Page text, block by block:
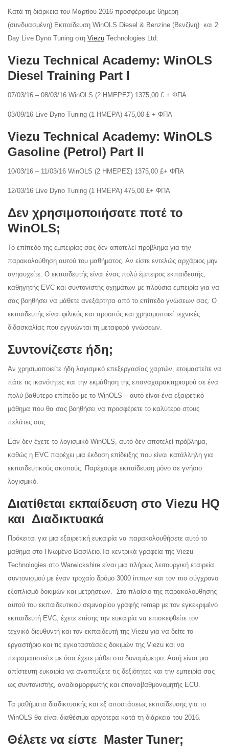
Κατά τη διάρκεια του Μαρτίου 2016 προσφέρουμε 6ήμερη
(συνδυασμένη) Εκπαίδευση WinOLS Diesel & Benzine (Βενζίνη) και 2
Day Live Dyno Tuning στη Viezu Technologies Ltd:
Viezu Technical Academy: WinOLS
Diesel Training Part I
07/03/16 – 08/03/16 WinOLS (2 ΗΜΕΡΕΣ) 1375,00 £ + ΦΠΑ
03/09/16 Live Dyno Tuning (1 ΗΜΕΡΑ) 475,00 £ + ΦΠΑ
Viezu Technical Academy: WinOLS
Gasoline (Petrol) Part II
10/03/16 – 11/03/16 WinOLS (2 ΗΜΕΡΕΣ) 1375,00 £+ ΦΠΑ
12/03/16 Live Dyno Tuning (1 ΗΜΕΡΑ) 475,00 £+ ΦΠΑ
Δεν χρησιμοποιήσατε ποτέ το
WinOLS;
Το επίπεδο της εμπειρίας σας δεν αποτελεί πρόβλημα για την
παρακολούθηση αυτού του μαθήματος. Αν είστε εντελώς αρχάριος μην
ανησυχείτε. Ο εκπαιδευτής είναι ένας πολύ έμπειρος εκπαιδευτής,
καθηγητής EVC και συντονιστής οχημάτων με πλούσια εμπειρία για να
σας βοηθήσει να μάθετε ανεξάρτητα από το επίπεδο γνώσεων σας. Ο
εκπαιδευτής είναι φιλικός και προσιτός και χρησιμοποιεί τεχνικές
διδασκαλίας που εγγυώνται τη μεταφορά γνώσεων.
Συντονίζεστε ήδη;
Αν χρησιμοποιείτε ήδη λογισμικό επεξεργασίας χαρτών, ετοιμαστείτε να
πάτε τις ικανότητες και την εκμάθηση της επαναχαρακτηρισμού σε ένα
πολύ βαθύτερο επίπεδο με το WinOLS – αυτό είναι ένα εξαιρετικό
μάθημα που θα σας βοηθήσει να προσφέρετε το καλύτερο στους
πελάτες σας.
Εάν δεν έχετε το λογισμικό WinOLS, αυτό δεν αποτελεί πρόβλημα,
καθώς η EVC παρέχει μια έκδοση επίδειξης που είναι κατάλληλη για
εκπαιδευτικούς σκοπούς. Παρέχουμε εκπαίδευση μόνο σε γνήσιο
λογισμικό.
Διατίθεται εκπαίδευση στο Viezu HQ
και Διαδικτυακά
Πρόκειται για μια εξαιρετική ευκαιρία να παρακολουθήσετε αυτό το
μάθημα στο Ηνωμένο Βασίλειο.Τα κεντρικά γραφεία της Viezu
Technologies στο Warwickshire είναι μια πλήρως λειτουργική εταιρεία
συντονισμού με έναν τροχαίο δρόμο 3000 ίππων και τον πιο σύγχρονο
εξοπλισμό δοκιμών και μετρήσεων. Στο πλαίσιο της παρακολούθησης
αυτού του εκπαιδευτικού σεμιναρίου γραφής remap με τον εγκεκριμένο
εκπαιδευτή EVC, έχετε επίσης την ευκαιρία να επισκεφθείτε τον
τεχνικό διευθυντή και τον εκπαιδευτή της Viezu για να δείτε το
εργαστήριο και τις εγκαταστάσεις δοκιμών της Viezu και να
πειραματιστείτε με όσα έχετε μάθει στο δυναμόμετρο. Αυτή είναι μια
απίστευτη ευκαιρία να αναπτύξετε τις δεξιότητες και την εμπειρία σας
ως συντονιστής, αναδιαμορφωτής και επαναβαθμονομητής ECU.
Τα μαθήματα διαδικτυακής και εξ αποστάσεως εκπαίδευσης για το
WinOLS θα είναι διαθέσιμα αργότερα κατά τη διάρκεια του 2016.
Θέλετε να είστε Master Tuner;